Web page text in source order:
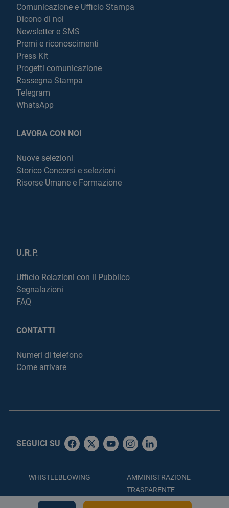
Comunicazione e Ufficio Stampa
Dicono di noi
Newsletter e SMS
Premi e riconoscimenti
Press Kit
Progetti comunicazione
Rassegna Stampa
Telegram
WhatsApp
LAVORA CON NOI
Nuove selezioni
Storico Concorsi e selezioni
Risorse Umane e Formazione
U.R.P.
Ufficio Relazioni con il Pubblico
Segnalazioni
FAQ
CONTATTI
Numeri di telefono
Come arrivare
SEGUICI SU
WHISTLEBLOWING
AMMINISTRAZIONE
TRASPARENTE